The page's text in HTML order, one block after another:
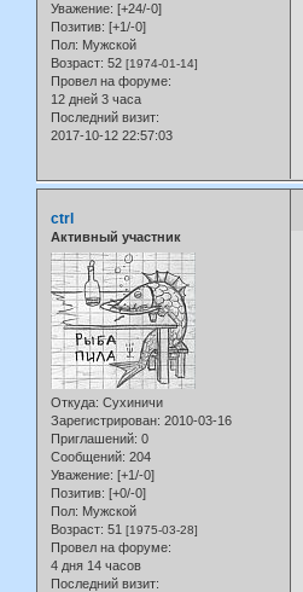
Уважение: [+24/-0]
Позитив: [+1/-0]
Пол: Мужской
Возраст: 52 [1974-01-14]
Провел на форуме:
12 дней 3 часа
Последний визит:
2017-10-12 22:57:03
ctrl
Активный участник
Откуда: Сухиничи
Зарегистрирован: 2010-03-16
Приглашений: 0
Сообщений: 204
Уважение: [+1/-0]
Позитив: [+0/-0]
Пол: Мужской
Возраст: 51 [1975-03-28]
Провел на форуме:
4 дня 14 часов
Последний визит: